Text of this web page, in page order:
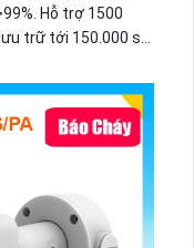
Hỗ trợ 1500
trữ tới 150.000 sự
Hik-Connect.